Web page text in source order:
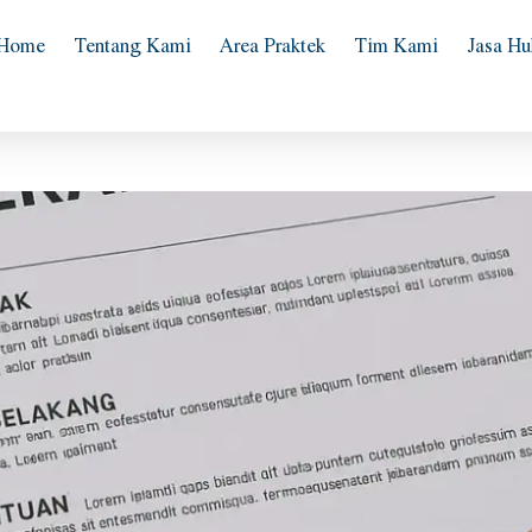
Tentang Kami Area Praktek Tim Kami Jasa